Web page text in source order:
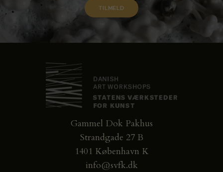
Gammel Dok Pakhus
Strandgade 27 B
1401 København K
info@svfk.dk